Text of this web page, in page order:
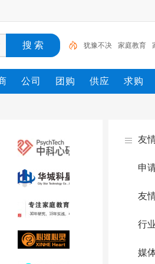
犹豫不决 家庭教育
挽回婚姻 父母 婆媳
公司 团购 供应 求购
友
申
友
行
媒